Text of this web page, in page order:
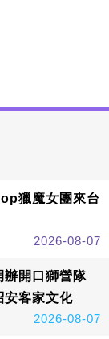
獵魔女團來台
2026-08-07
辦開口獅營隊
安客家文化
2026-08-07